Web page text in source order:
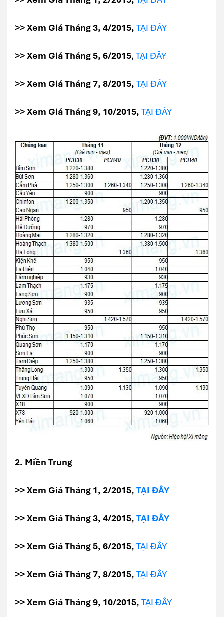
>> Xem Giá Tháng 3, 4/2015, TẠI ĐÂY
>> Xem Giá Tháng 5, 6/2015, TẠI ĐÂY
>> Xem Giá Tháng 7, 8/2015, TẠI ĐÂY
>> Xem Giá Tháng 9, 10/2015, TẠI ĐÂY
2. Miền Trung
>> Xem Giá Tháng 1, 2/2015, TẠI ĐÂY
>> Xem Giá Tháng 3, 4/2015, TẠI ĐÂY
>> Xem Giá Tháng 5, 6/2015, TẠI ĐÂY
>> Xem Giá Tháng 7, 8/2015, TẠI ĐÂY
>> Xem Giá Tháng 9, 10/2015, TẠI ĐÂY